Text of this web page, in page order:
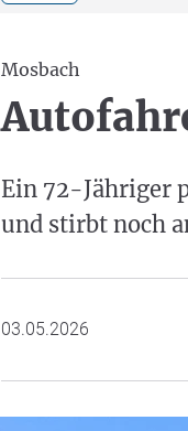
Mosbach
Ein 72-Jähriger
und stirbt noch
03.05.2026